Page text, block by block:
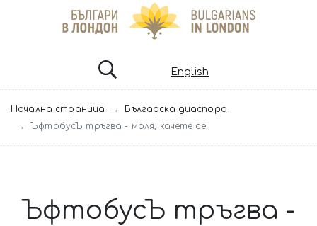
English
Начална страница
Българска диаспора
ЪфтобусЪ тръгва - моля, качете се!
ЪфтобусЪ тръгва -